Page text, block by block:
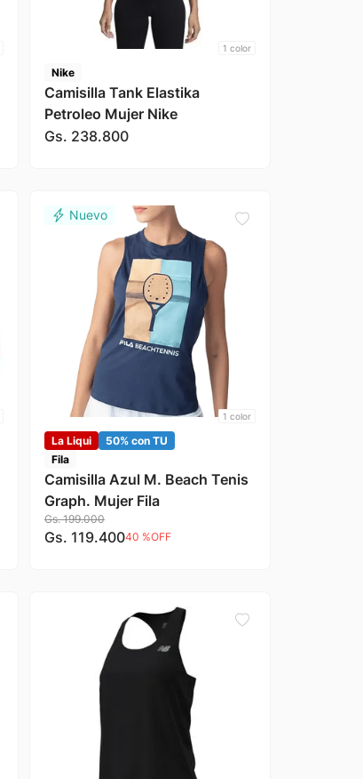
1 color
Nike
Camisilla Tank Elastika
Petroleo Mujer Nike
Gs. 238.800
1 color
La Liqui
50% con TU
Fila
Camisilla Azul M. Beach Tenis
Graph. Mujer Fila
Gs. 199.000
Gs. 119.40040 %OFF